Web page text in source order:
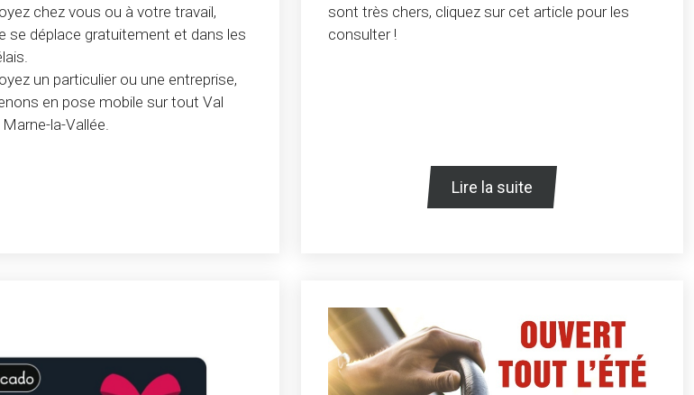
chez vous ou à votre travail,
se déplace gratuitement et dans les
un particulier ou une entreprise,
en pose mobile sur tout Val
la-Vallée.
sont très chers, cliquez sur cet article pour les
consulter !
Lire la suite